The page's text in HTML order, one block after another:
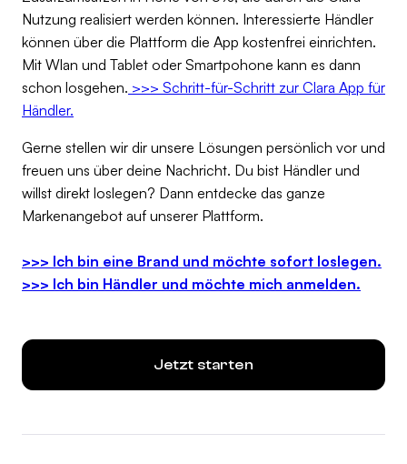
Nutzung realisiert werden können. Interessierte Händler
können über die Plattform die App kostenfrei einrichten.
Mit Wlan und Tablet oder Smartpohone kann es dann
schon losgehen. >>> Schritt-für-Schritt zur Clara App für
Händler.
Gerne stellen wir dir unsere Lösungen persönlich vor und
freuen uns über deine Nachricht. Du bist Händler und
willst direkt loslegen? Dann entdecke das ganze
Markenangebot auf unserer Plattform.
>>> Ich bin eine Brand und möchte sofort loslegen.
>>> Ich bin Händler und möchte mich anmelden.
Jetzt starten